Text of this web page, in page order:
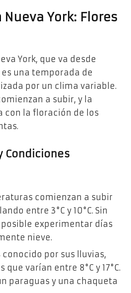
York: Flores
York, que va desde
una temporada de
por un clima variable.
a subir, y la
con la floración de los
Condiciones
comienzan a subir
entre 3°C y 10°C. Sin
experimentar días
nieve.
conocido por sus lluvias,
varían entre 8°C y 17°C.
paraguas y una chaqueta